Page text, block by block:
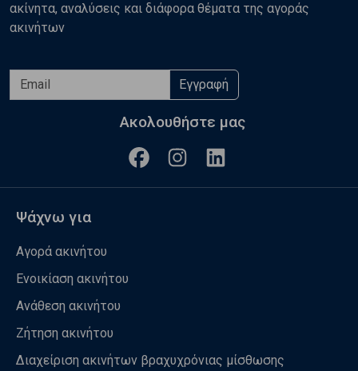
ακίνητα, αναλύσεις και διάφορα θέματα της αγοράς
ακινήτων
Εγγραφή
Ακολουθήστε μας
Ψάχνω για
Αγορά ακινήτου
Ενοικίαση ακινήτου
Ανάθεση ακινήτου
Ζήτηση ακινήτου
Διαχείριση ακινήτων βραχυχρόνιας μίσθωσης